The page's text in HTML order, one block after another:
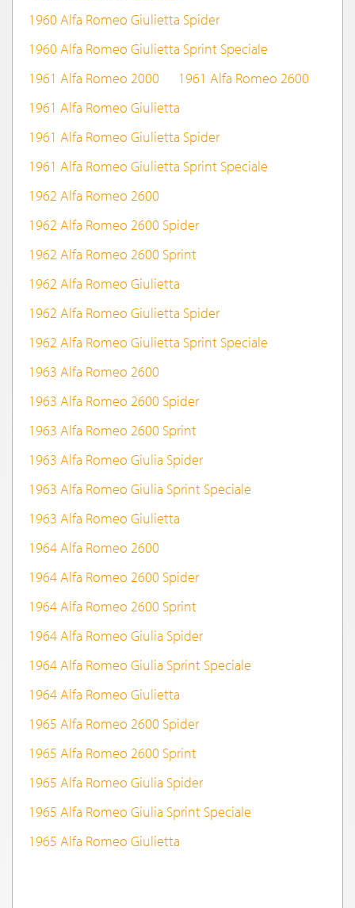
1960 Alfa Romeo Giulietta Spider
1960 Alfa Romeo Giulietta Sprint Speciale
1961 Alfa Romeo 2000
1961 Alfa Romeo 2600
1961 Alfa Romeo Giulietta
1961 Alfa Romeo Giulietta Spider
1961 Alfa Romeo Giulietta Sprint Speciale
1962 Alfa Romeo 2600
1962 Alfa Romeo 2600 Spider
1962 Alfa Romeo 2600 Sprint
1962 Alfa Romeo Giulietta
1962 Alfa Romeo Giulietta Spider
1962 Alfa Romeo Giulietta Sprint Speciale
1963 Alfa Romeo 2600
1963 Alfa Romeo 2600 Spider
1963 Alfa Romeo 2600 Sprint
1963 Alfa Romeo Giulia Spider
1963 Alfa Romeo Giulia Sprint Speciale
1963 Alfa Romeo Giulietta
1964 Alfa Romeo 2600
1964 Alfa Romeo 2600 Spider
1964 Alfa Romeo 2600 Sprint
1964 Alfa Romeo Giulia Spider
1964 Alfa Romeo Giulia Sprint Speciale
1964 Alfa Romeo Giulietta
1965 Alfa Romeo 2600 Spider
1965 Alfa Romeo 2600 Sprint
1965 Alfa Romeo Giulia Spider
1965 Alfa Romeo Giulia Sprint Speciale
1965 Alfa Romeo Giulietta